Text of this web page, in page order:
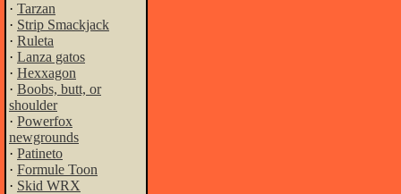
· Tarzan
· Strip Smackjack
· Ruleta
· Lanza gatos
· Hexxagon
· Boobs, butt, or
shoulder
· Powerfox
newgrounds
· Patineto
· Formule Toon
· Skid WRX